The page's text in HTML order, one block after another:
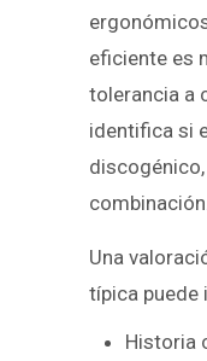
eficiente es
tolerancia a
identifica si
Una
típica puede
Historia